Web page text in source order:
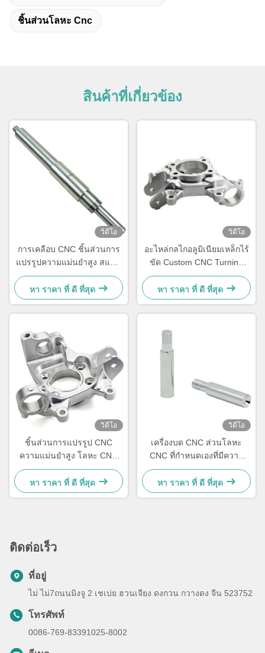
ชิ้นส่วนโลหะ Cnc
สินค้าที่เกี่ยวข้อง
วิดีโอ
การเคลือบ CNC ชิ้นส่วนการ
แปรรูปความแม่นยําสูง สแตน
เลส CNC ชิ้นส่วนเครื่องกล
หา ราคา ที่ ดี ที่สุด
วิดีโอ
อะไหล่กลไกอลูมิเนียมเหล็กไร้
ขัด Custom CNC Turning
Milling Parts
หา ราคา ที่ ดี ที่สุด
วิดีโอ
ชิ้นส่วนการแปรรูป CNC
ความแม่นยําสูง โลหะ CNC
ชิ้นส่วนเครื่องจักรกล 5 แกน
หา ราคา ที่ ดี ที่สุด
วิดีโอ
เครื่องบด CNC ส่วนโลหะ
CNC ที่กําหนดเองที่มีความ
แข็งแรงสูง Hrc58-62
หา ราคา ที่ ดี ที่สุด
ติดต่อเร็ว
ที่อยู่
ไม่ ไม่7ถนนมิงจู 2 เชเบ่ย ฮวนเจียง ดงกวน กวางดง จีน 523752
โทรศัพท์
0086-769-83391025-8002